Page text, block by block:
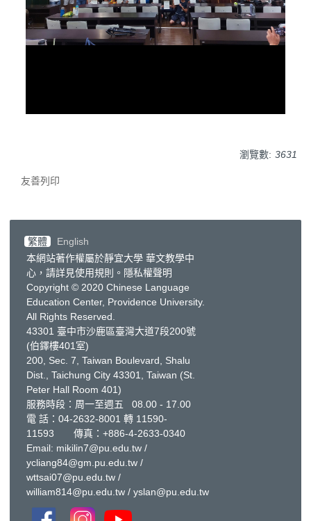
瀏覽數: 3631
友善列印
繁體
English
本網站著作權屬於靜宜大學 華文教學中
心，請詳見使用規則 。 隱私權聲明
Copyright © 2020 Chinese Language
Education Center, Providence University.
All Rights Reserved.
43301 臺中市沙鹿區臺灣大道7段200號
(伯鐸樓401室)
200, Sec. 7, Taiwan Boulevard, Shalu
Dist., Taichung City 43301, Taiwan (St.
Peter Hall Room 401)
服務時段：周一至週五 08.00 - 17.00
電 話： 04-2632-8001 轉 11590-
11593 傳真：+886-4-2633-0340
Email: mikilin7@pu.edu.tw /
ycliang84@gm.pu.edu.tw /
wttsai07@pu.edu.tw /
william814@pu.edu.tw / yslan@pu.edu.tw